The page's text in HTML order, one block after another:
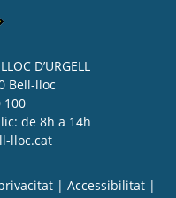
D’URGELL
Bell-lloc
100
de 8h a 14h
lloc.cat
| Accessibilitat |